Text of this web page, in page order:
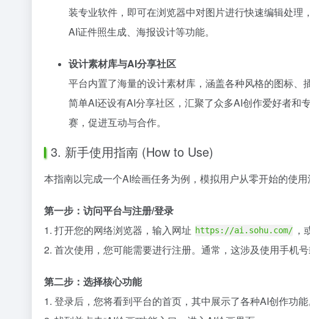
装专业软件，即可在浏览器中对图片进行快速编辑处
AI证件照生成、海报设计等功能。
设计素材库与AI分享社区
平台内置了海量的设计素材库，涵盖各种风格的图标、
简单AI还设有AI分享社区，汇聚了众多AI创作爱好者和
赛，促进互动与合作。
3. 新手使用指南 (How to Use)
本指南以完成一个AI绘画任务为例，模拟用户从零开始的使用
第一步：访问平台与注册/登录
1. 打开您的网络浏览器，输入网址 https://ai.sohu.com/ ，
2. 首次使用，您可能需要进行注册。通常，这涉及使用手机
第二步：选择核心功能
1. 登录后，您将看到平台的首页，其中展示了各种AI创作功能